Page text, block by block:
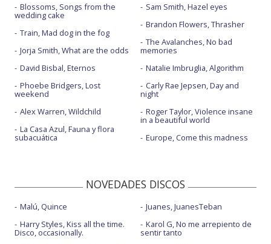
Blossoms, Songs from the
wedding cake
Train, Mad dog in the fog
Jorja Smith, What are the odds
David Bisbal, Eternos
Phoebe Bridgers, Lost
weekend
Alex Warren, Wildchild
La Casa Azul, Fauna y flora
subacuática
Sam Smith, Hazel eyes
Brandon Flowers, Thrasher
The Avalanches, No bad
memories
Natalie Imbruglia, Algorithm
Carly Rae Jepsen, Day and
night
Roger Taylor, Violence insane
in a beautiful world
Europe, Come this madness
NOVEDADES DISCOS
Malú, Quince
Harry Styles, Kiss all the time.
Disco, occasionally.
Juanes, JuanesTeban
Karol G, No me arrepiento de
sentir tanto